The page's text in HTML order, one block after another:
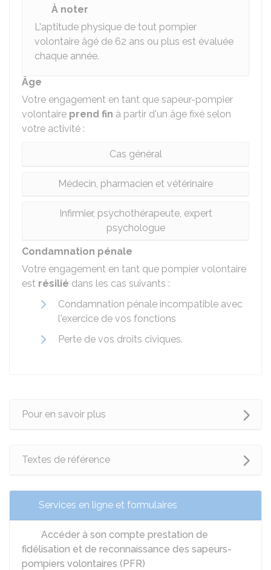
À noter
L'aptitude physique de tout pompier
volontaire âgé de 62 ans ou plus est évaluée
chaque année.
Âge
Votre engagement en tant que sapeur-pompier
volontaire prend fin à partir d'un âge fixé selon
votre activité :
Cas général
Médecin, pharmacien et vétérinaire
Infirmier, psychothérapeute, expert
psychologue
Condamnation pénale
Votre engagement en tant que pompier volontaire
est résilié dans les cas suivants :
Condamnation pénale incompatible avec
l'exercice de vos fonctions
Perte de vos droits civiques.
Pour en savoir plus
Textes de référence
Services en ligne et formulaires
Accéder à son compte prestation de
fidélisation et de reconnaissance des sapeurs-
pompiers volontaires (PFR)